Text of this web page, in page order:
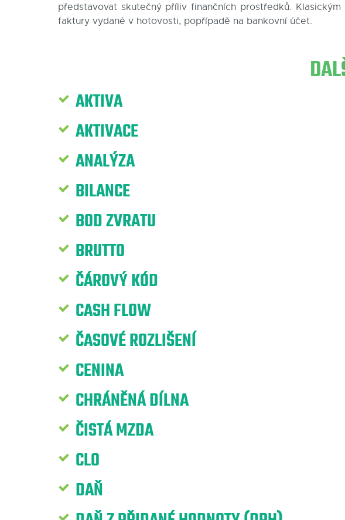
představovat skutečný příliv finančních prostředků.
faktury vydané v hotovosti, popřípadě na bankovní účet.
AKTIVA
AKTIVACE
ANALÝZA
BILANCE
BOD ZVRATU
BRUTTO
ČÁROVÝ KÓD
CASH FLOW
ČASOVÉ ROZLIŠENÍ
CENINA
CHRÁNĚNÁ DÍLNA
ČISTÁ MZDA
CLO
DAŇ